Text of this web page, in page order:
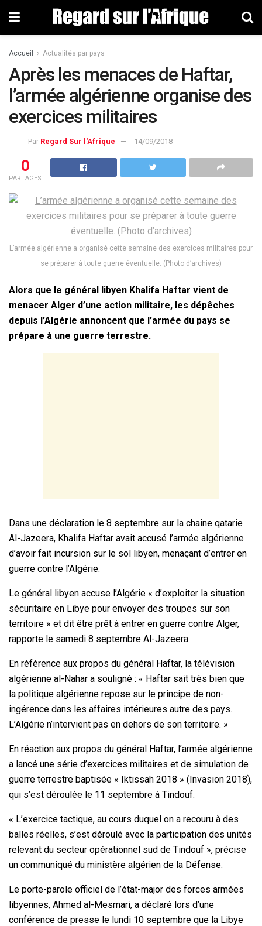
Accueil Actualités par pays
Après les menaces de Haftar,
l’armée algérienne organise des
exercices militaires
Par Regard Sur l'Afrique 14/09/2018
0
PARTAGES
L’armée algérienne a organisé cette semaine des exercices militaires pour
se préparer à toute guerre éventuelle. (Photo d’archives)
Alors que le général libyen Khalifa Haftar vient de
menacer Alger d’une action militaire, les dépêches
depuis l’Algérie annoncent que l’armée du pays se
prépare à une guerre terrestre.
Dans une déclaration le 8 septembre sur la chaîne qatarie
Al-Jazeera, Khalifa Haftar avait accusé l’armée algérienne
d’avoir fait incursion sur le sol libyen, menaçant d’entrer en
guerre contre l’Algérie.
Le général libyen accuse l’Algérie « d’exploiter la situation
sécuritaire en Libye pour envoyer des troupes sur son
territoire » et dit être prêt à entrer en guerre contre Alger,
rapporte le samedi 8 septembre Al-Jazeera.
En référence aux propos du général Haftar, la télévision
algérienne al-Nahar a souligné : « Haftar sait très bien que
la politique algérienne repose sur le principe de non-
ingérence dans les affaires intérieures autre des pays.
L’Algérie n’intervient pas en dehors de son territoire. »
En réaction aux propos du général Haftar, l’armée algérienne
a lancé une série d’exercices militaires et de simulation de
guerre terrestre baptisée « Iktissah 2018 » (Invasion 2018),
qui s’est déroulée le 11 septembre à Tindouf.
« L’exercice tactique, au cours duquel on a recouru à des
balles réelles, s’est déroulé avec la participation des unités
relevant du secteur opérationnel sud de Tindouf », précise
un communiqué du ministère algérien de la Défense.
Le porte-parole officiel de l’état-major des forces armées
libyennes, Ahmed al-Mesmari, a déclaré lors d’une
conférence de presse le lundi 10 septembre que la Libye